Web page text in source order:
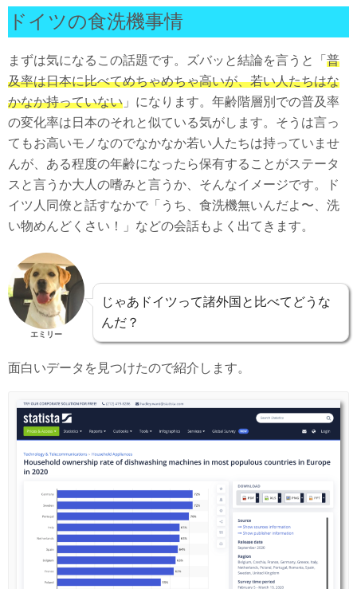
ドイツの食洗機事情
まずは気になるこの話題です。ズバッと結論を言うと「 普
及率は日本に比べてめちゃめちゃ高いが、若い人たちはな
かなか持っていない 」になります。年齢階層別での普及率
の変化率は日本のそれと似ている気がします。そうは言っ
てもお高いモノなのでなかなか若い人たちは持っていませ
んが、ある程度の年齢になったら保有することがステータ
スと言うか大人の嗜みと言うか、そんなイメージです。ド
イツ人同僚と話すなかで「うち、食洗機無いんだよ〜、洗
い物めんどくさい！」などの会話もよく出てきます。
エミリー
じゃあドイツって諸外国と比べてどうな
んだ？
面白いデータを見つけたので紹介します。